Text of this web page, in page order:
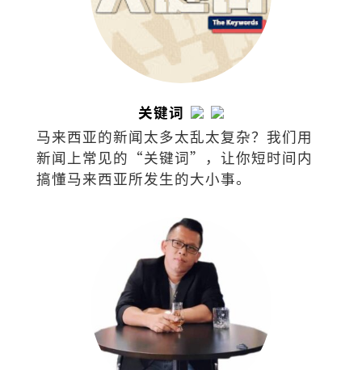
关键词
马来西亚的新闻太多太乱太复杂？我们用
新闻上常见的“关键词”，让你短时间内
搞懂马来西亚所发生的大小事。